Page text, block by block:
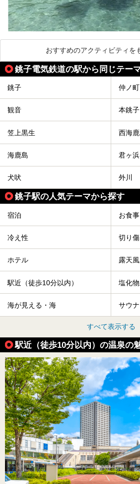
おすすめのアクティビティを
銚子電気鉄道の駅から同じテー
銚子 仲ノ町
観音 本銚子
笠上黒生 西海
海鹿島 君ヶ浜
犬吠 外川
銚子駅の人気テーマから探す
宿泊 お食
冷え性 切り傷
ホテル 露天
駅近（徒歩10分以内） 塩化
海が見える・海 サウナ
すべて表示する
駅近（徒歩10分以内）の温泉の